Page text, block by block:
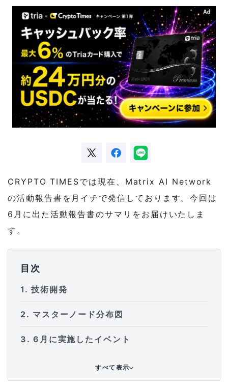
CRYPTO TIMESでは現在、Matrix AI Network
の活動報告書を月イチで発信しております。今回は
6月に出た活動報告書のサマリをお届けいたしま
す。
目次
1 技術開発
2 マスターノード分布図
3 6月に実施したイベント
すべて表示